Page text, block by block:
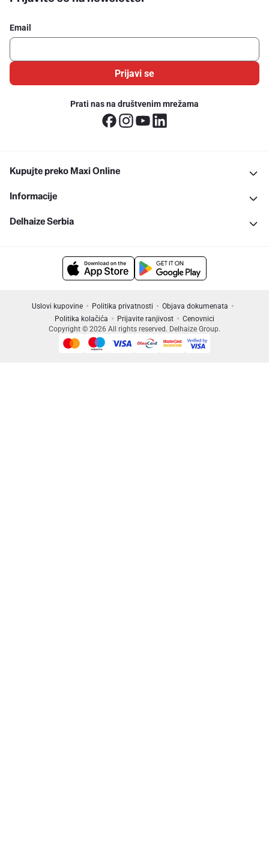
Email
Prijavi se
Prati nas na društvenim mrežama
Kupujte preko Maxi Online
Informacije
Delhaize Serbia
Uslovi kupovine Politika privatnosti
Objava dokumenata
Politika kolačića
Prijavite ranjivost
Cenovnici
Copyright © 2026 All rights reserved. Delhaize Group.